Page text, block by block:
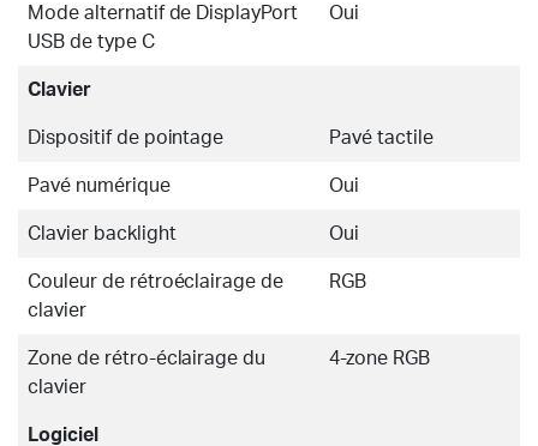
Mode alternatif de DisplayPort
USB de type C
Oui
Clavier
Dispositif de pointage Pavé tactile
Pavé numérique Oui
Clavier backlight Oui
Couleur de rétroéclairage de
clavier
RGB
Zone de rétro-éclairage du
clavier
4-zone RGB
Logiciel